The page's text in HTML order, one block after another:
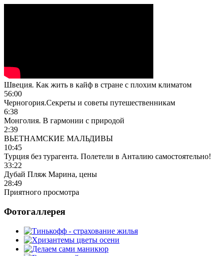
Швеция. Как жить в кайф в стране с плохим климатом
56:00
Черногория.Секреты и советы путешественникам
6:38
Монголия. В гармонии с природой
2:39
ВЬЕТНАМСКИЕ МАЛЬДИВЫ
10:45
Турция без турагента. Полетели в Анталию самостоятельно!
33:22
Дубай Пляж Марина, цены
28:49
Приятного просмотра
Фотогаллерея